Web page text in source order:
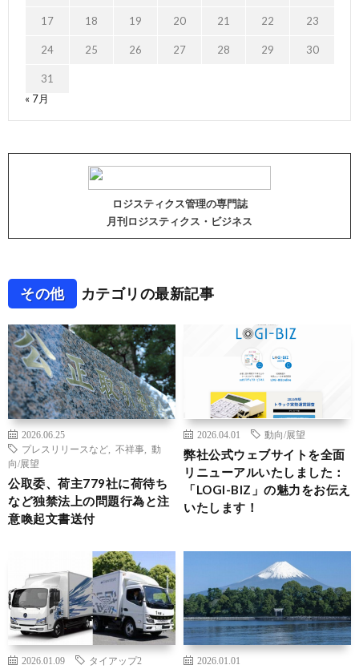
17 18 19 20 21 22 23
24 25 26 27 28 29 30
31
« 7月
ロジスティクス管理の専門誌
月刊ロジスティクス・ビジネス
その他 カテゴリの最新記事
2026.06.25
プレスリリースなど
不祥事
動
向/展望
公取委、荷主779社に荷待ち
など独禁法上の問題行為と注
意喚起文書送付
2026.04.01 動向/展望
弊社公式ウェブサイトを全面
リニューアルいたしました：
「LOGI-BIZ」の魅力をお伝え
いたします！
2026.01.09 タイアップ2
2026.01.01